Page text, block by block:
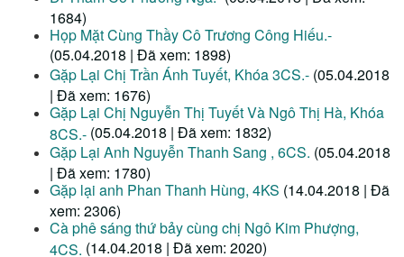
1684)
Họp Mặt Cùng Thầy Cô Trương Công Hiếu.-
(05.04.2018 | Đã xem: 1898)
Gặp Lại Chị Trần Ánh Tuyết, Khóa 3CS.- (05.04.2018
| Đã xem: 1676)
Gặp Lại Chị Nguyễn Thị Tuyết Và Ngô Thị Hà, Khóa
8CS.- (05.04.2018 | Đã xem: 1832)
Gặp Lại Anh Nguyễn Thanh Sang , 6CS. (05.04.2018
| Đã xem: 1780)
Gặp lại anh Phan Thanh Hùng, 4KS (14.04.2018 | Đã
xem: 2306)
Cà phê sáng thứ bảy cùng chị Ngô Kim Phượng,
4CS. (14.04.2018 | Đã xem: 2020)